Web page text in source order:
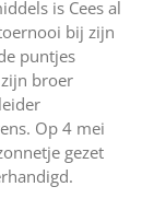
is Cees al
bij zijn
puntjes
broer
Op 4 mei
gezet